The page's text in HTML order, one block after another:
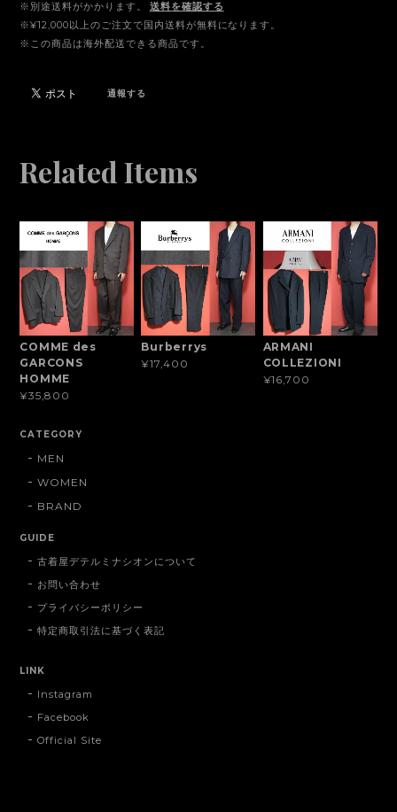
※別途送料がかかります。
送料を確認する
※¥12,000以上のご注文で国内送料が無料になります。
※この商品は海外配送できる商品です。
通報する
Related Items
COMME des
GARCONS
HOMME
¥35,800
Burberrys
¥17,400
ARMANI
COLLEZIONI
¥16,700
CATEGORY
MEN
WOMEN
BRAND
GUIDE
古着屋デテルミナシオンについて
お問い合わせ
プライバシーポリシー
特定商取引法に基づく表記
LINK
Instagram
Facebook
Official Site